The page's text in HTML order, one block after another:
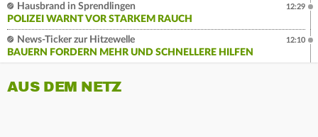
Hausbrand in Sprendlingen
POLIZEI WARNT VOR STARKEM RAUCH
12:29
News-Ticker zur Hitzewelle
BAUERN FORDERN MEHR UND SCHNELLERE HILFEN
12:10
AUS DEM NETZ